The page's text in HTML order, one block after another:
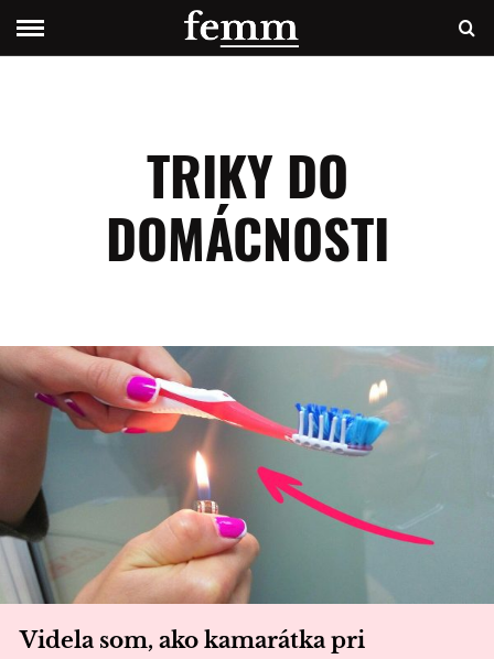
TRIKY DO
DOMÁCNOSTI
Videla som, ako kamarátka pri